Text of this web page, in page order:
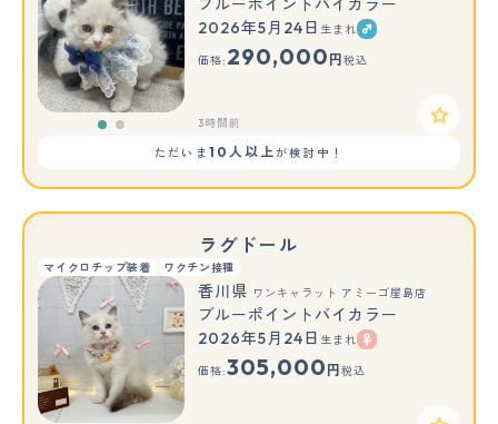
もっと見る
ブルーポイントバイカラー
2026年5月24日 生まれ
価格: 290,000 円 税込
3時間前
ただいま 10人以上が検討中！
ラグドール
マイクロチップ装着 ワクチン接種
もっと見る
香川県 ワンキャラット アミーゴ屋島店
ブルーポイントバイカラー
2026年5月24日 生まれ
価格:305,000 円 税込